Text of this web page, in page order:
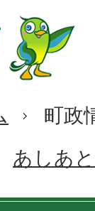
町政
あしあ